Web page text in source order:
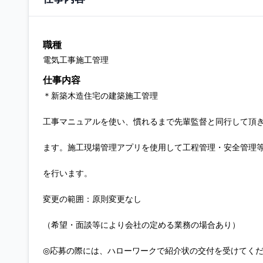
職種
電気工事施工管理
仕事内容
＊新築木造住宅の建築施工管理
工事マニュアルを使い、慣れるまで先輩監督と同行して頂き
ます。施工現場管理アプリを使用して工程管理・安全管理
を行います。
変更の範囲：原則変更なし
（希望・面談等により会社の定める業務の場合あり）
◎応募の際には、ハローワークで紹介状の交付を受けてくだ